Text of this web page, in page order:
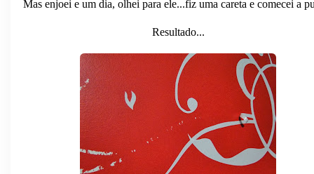
Mas enjoei e um dia, olhei para ele...fiz uma careta e comecei a
Resultado...